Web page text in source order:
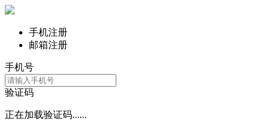
手机注册
邮箱注册
手机号
验证码
正在加载验证码......